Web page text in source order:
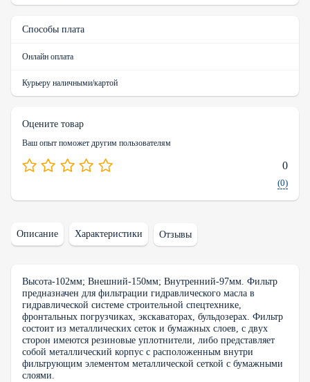
Способы плата
Онлайн оплата
Курьеру наличными/картой
Оцените товар
Ваш опыт поможет другим пользователям
0
(0)
Описание Характеристики Отзывы
Высота-102мм; Внешний-150мм; Внутренний-97мм. Фильтр
предназначен для фильтрации гидравлического масла в
гидравлической системе строительной спецтехнике,
фронтальных погрузчиках, экскаваторах, бульдозерах. Фильтр
состоит из металлических сеток и бумажных слоев, с двух
сторон имеются резиновые уплотнители, либо представляет
собой металлический корпус с расположенным внутри
фильтрующим элементом металлической сеткой с бумажными
слоями.